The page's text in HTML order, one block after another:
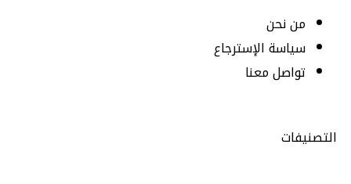
من نحن
سياسة الإسترجاع
تواصل معنا
التصنيفات